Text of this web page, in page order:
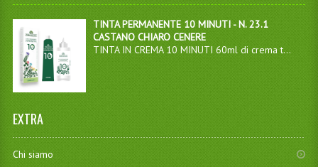
TINTA PERMANENTE 10 MINUTI - N. 23.1
CASTANO CHIARO CENERE
TINTA IN CREMA 10 MINUTI 60ml di crema t...
EXTRA
Chi siamo